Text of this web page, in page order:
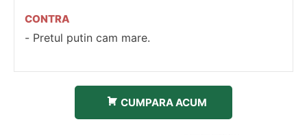
CONTRA
Pretul putin cam mare.
CUMPARA ACUM